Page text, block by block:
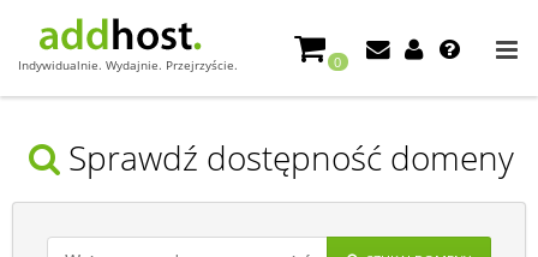
Indywidualnie. Wydajnie. Przejrzyście. 0
Sprawdź dostępność domeny